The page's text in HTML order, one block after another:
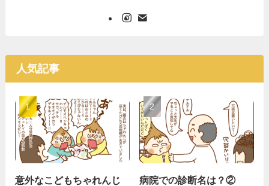
人気記事
意外なこどもちゃれんじ
病院での診断名は？②